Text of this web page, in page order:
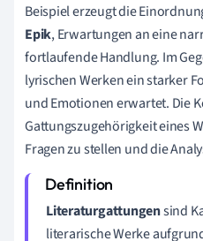
Beispiel erzeugt die
Epik, Erwartungen an eine
fortlaufende Handlung. Im
lyrischen Werken ein starker
und Emotionen erwartet. Die
Gattungszugehörigkeit eines
Fragen zu stellen und die
Literaturgattungensind
literarische Werke